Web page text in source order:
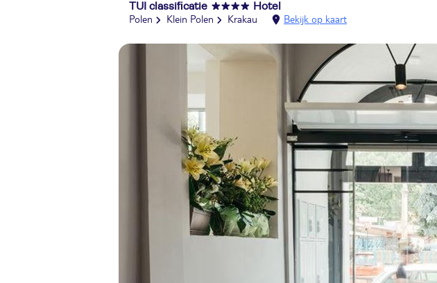
TUI classificatie Hotel
Polen Klein Polen Krakau Bekijk op kaart